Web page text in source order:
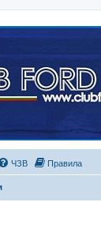
ЧЗВ Правила